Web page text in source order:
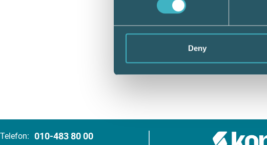
Deny
Telefon: 010-483 80 00